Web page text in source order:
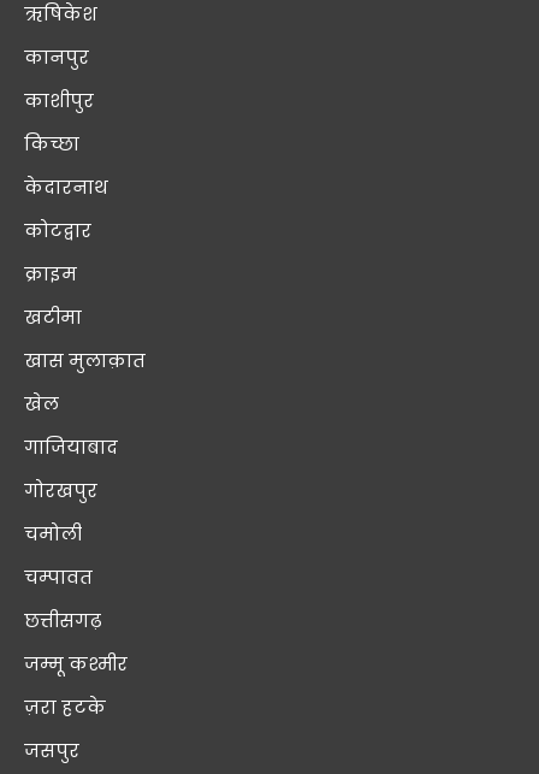
ऋषिकेश
कानपुर
काशीपुर
किच्छा
केदारनाथ
कोटद्वार
क्राइम
खटीमा
खास मुलाक़ात
खेल
गाजियाबाद
गोरखपुर
चमोली
चम्पावत
छत्तीसगढ़
जम्मू कश्मीर
ज़रा हटके
जसपुर